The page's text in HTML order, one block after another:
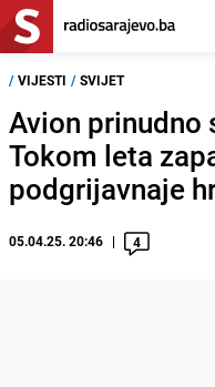
/ VIJESTI / SVIJET
Avion prinudno
Tokom leta
podgrijavnaje
05.04.25. 20:46 4